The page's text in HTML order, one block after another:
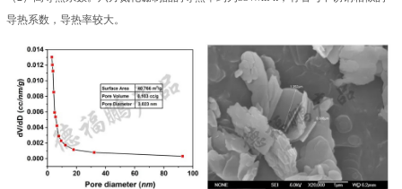
导热系数，导热率较大。